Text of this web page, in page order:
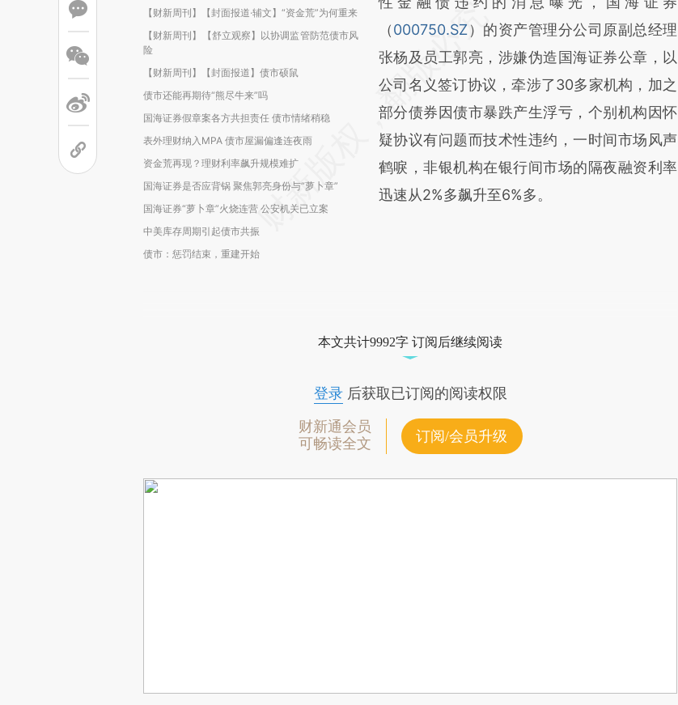
【财新周刊】【封面报道·辅文】“资金荒”为何重来
【财新周刊】【舒立观察】以协调监管防范债市风
险
【财新周刊】【封面报道】债市硕鼠
债市还能再期待“熊尽牛来”吗
国海证券假章案各方共担责任 债市情绪稍稳
表外理财纳入MPA 债市屋漏偏逢连夜雨
资金荒再现？理财利率飙升规模难扩
国海证券是否应背锅 聚焦郭亮身份与“萝卜章”
国海证券“萝卜章”火烧连营 公安机关已立案
中美库存周期引起债市共振
债市：惩罚结束，重建开始
（000750.SZ）的资产管理分公司原副总经理
张杨及员工郭亮，涉嫌伪造国海证券公章，以
公司名义签订协议，牵涉了30多家机构，加之
部分债券因债市暴跌产生浮亏，个别机构因怀
疑协议有问题而技术性违约，一时间市场风声
鹤唳，非银机构在银行间市场的隔夜融资利率
迅速从2%多飙升至6%多。
本文共计9992字 订阅后继续阅读
登录后获取已订阅的阅读权限
财新通会员
可畅读全文
订阅/会员升级